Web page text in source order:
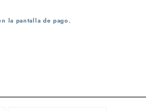
la pantalla de pago.